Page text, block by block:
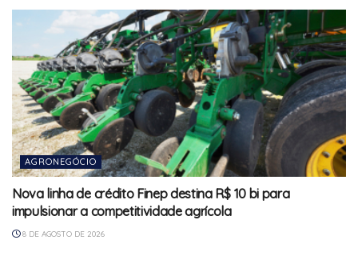
AGRONEGÓCIO
Nova linha de crédito Finep destina R$ 10 bi para
impulsionar a competitividade agrícola
8 DE AGOSTO DE 2026